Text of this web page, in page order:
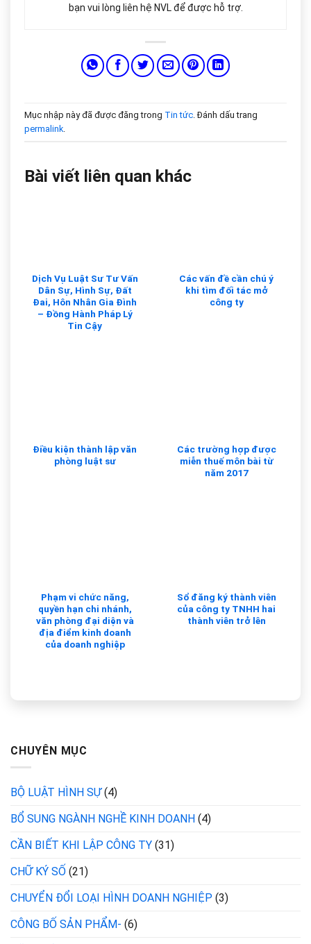
bạn vui lòng liên hệ NVL để được hỗ trợ.
Mục nhập này đã được đăng trong Tin tức . Đánh dấu trang
permalink
Bài viết liên quan khác
Dịch Vụ Luật Sư Tư Vấn
Dân Sự, Hình Sự, Đất
Đai, Hôn Nhân Gia Đình
– Đồng Hành Pháp Lý
Tin Cậy
Các vấn đề cần chú ý
khi tìm đối tác mở
công ty
Điều kiện thành lập văn
phòng luật sư
Các trường hợp được
miễn thuế môn bài từ
năm 2017
Phạm vi chức năng,
quyền hạn chi nhánh,
văn phòng đại diện và
địa điểm kinh doanh
của doanh nghiệp
Sổ đăng ký thành viên
của công ty TNHH hai
thành viên trở lên
CHUYÊN MỤC
BỘ LUẬT HÌNH SỰ(4)
BỔ SUNG NGÀNH NGHỀ KINH DOANH (4)
CẦN BIẾT KHI LẬP CÔNG TY (31)
CHỮ KÝ SỐ (21)
CHUYỂN ĐỔI LOẠI HÌNH DOANH NGHIỆP (3)
CÔNG BỐ SẢN PHẨM- (6)